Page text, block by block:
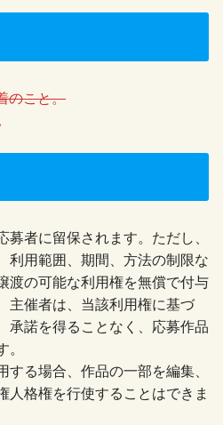
のこと。
募者に留保されます。ただし、
利用範囲、期間、方法の制限な
渡の可能な利用権を無償で付与
主催者は、当該利用権に基づ
承諾を得ることなく、応募作品
。
する場合、作品の一部を編集、
人格権を行使することはできま